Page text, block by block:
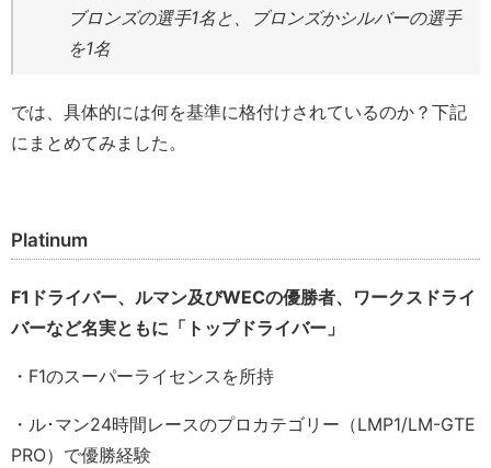
ブロンズの選手1名と、ブロンズかシルバーの選手
を1名
では、具体的には何を基準に格付けされているのか？下記
にまとめてみました。
Platinum
F1ドライバー、ルマン及びWECの優勝者、ワークスドライ
バーなど名実ともに「トップドライバー」
・F1のスーパーライセンスを所持
・ル･マン24時間レースのプロカテゴリー（LMP1/LM-GTE
PRO）で優勝経験